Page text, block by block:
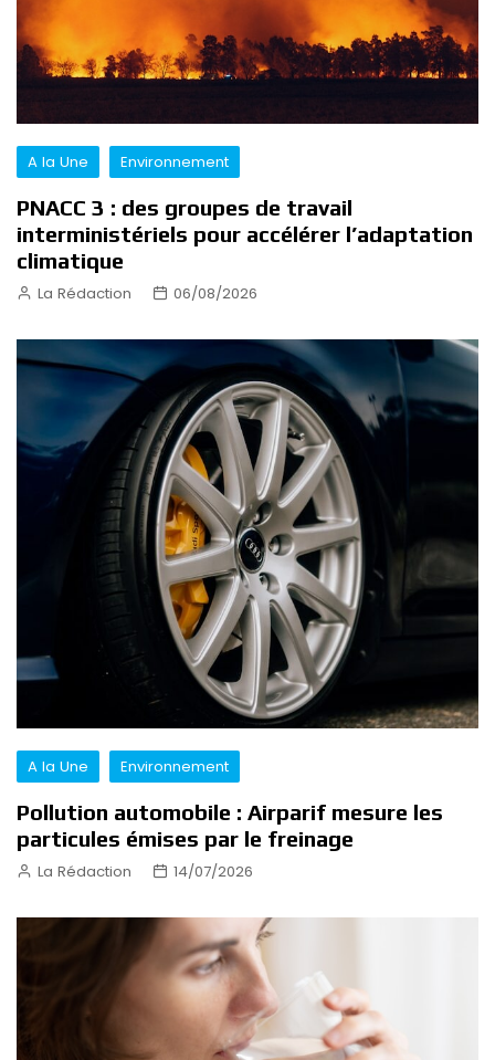
A la Une Environnement
PNACC 3 : des groupes de travail
interministériels pour accélérer l’adaptation
climatique
La Rédaction 06/08/2026
A la Une Environnement
Pollution automobile : Airparif mesure les
particules émises par le freinage
La Rédaction 14/07/2026